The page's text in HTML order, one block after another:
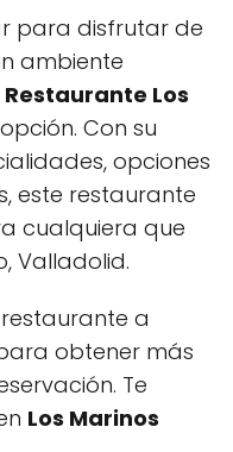
para disfrutar de
ambiente
Restaurante Los
Con su
opciones
este restaurante
cualquiera que
Valladolid.
a
obtener más
Te
Los Marinos